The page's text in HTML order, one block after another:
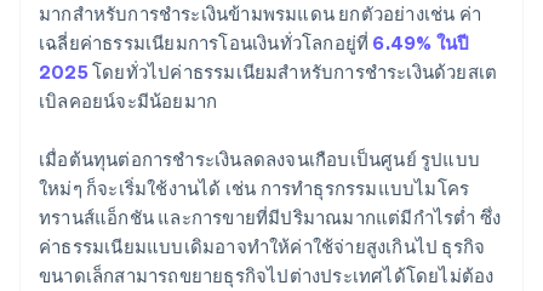
มากสำหรับการชำระเงินข้ามพรมแดน ยกตัวอย่างเช่น ค่า
เฉลี่ยค่าธรรมเนียมการโอนเงินทั่วโลกอยู่ที่ 6.49% ในปี
2025โดยทั่วไปค่าธรรมเนียมสำหรับการชำระเงินด้วยสเต
เบิลคอยน์จะมีน้อยมาก
เมื่อต้นทุนต่อการชำระเงินลดลงจนเกือบเป็นศูนย์ รูปแบบ
ใหม่ๆ ก็จะเริ่มใช้งานได้ เช่น การทำธุรกรรมแบบไมโคร
ทรานส์แอ็กชัน และการขายที่มีปริมาณมากแต่มีกำไรต่ำ ซึ่ง
ค่าธรรมเนียมแบบเดิมอาจทำให้ค่าใช้จ่ายสูงเกินไป ธุรกิจ
ขนาดเล็กสามารถขยายธุรกิจไปต่างประเทศได้โดยไม่ต้อง